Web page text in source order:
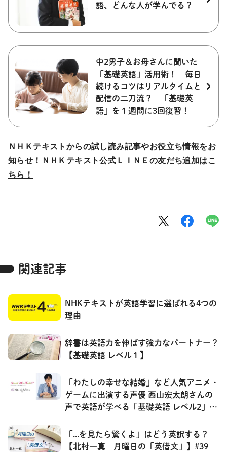
語、どんな人が学んでる？
中2男子＆お母さんに聞いた
「基礎英語」活用術！ 毎日
続けるコツはリアルタイムと
配信の二刀流？ 「基礎英
語」を１週間に3回復習！
ＮＨＫテキストからの試し読み記事やお役立ち情報をお
知らせ！ＮＨＫテキスト公式ＬＩＮＥの友だち追加はこ
ちら！
関連記事
NHKテキストが英語学習に選ばれる4つの
理由
辞書は英語力を伸ばす強力なパートナー？
【基礎英語 レベル１】
「わたしの幸せな結婚」など人気アニメ・
ゲームに出演する声優 西山宏太朗さんの
声で英語が学べる「基礎英語 レベル2」の
「...を見たら驚くよ」はどう英訳する？
【北村一真 月曜日の「英借文」】#39